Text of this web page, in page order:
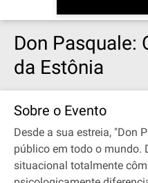
Don Pasquale:
da Estônia
Sobre o Evento
Desde a sua estreia, "Don
público em todo o mundo.
situacional totalmente